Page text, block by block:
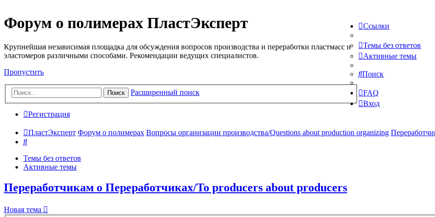
Форум о полимерах ПластЭксперт
Крупнейшая независимая площадка для обсуждения вопросов производства и переработки пластмасс и
эластомеров различными способами. Рекомендации ведущих специалистов.
Пропустить
Поиск Расширенный поиск
Ссылки
Темы без ответов
Активные темы
Поиск
FAQ
Вход
Регистрация
ПластЭксперт Форум о полимерах Вопросы организации производства/Questions about production organizing
Поиск
Темы без ответов
Активные темы
Переработчикам о Переработчиках/To producers about producers
Новая тема